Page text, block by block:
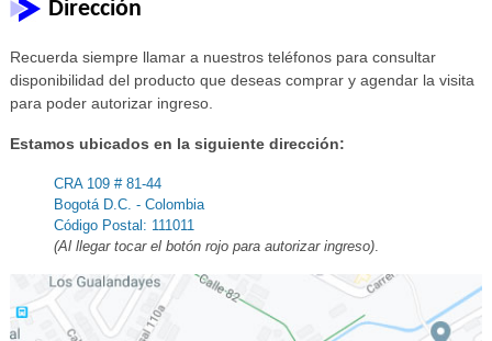
Dirección
Recuerda siempre llamar a nuestros teléfonos para consultar
disponibilidad del producto que deseas comprar y agendar la visita
para poder autorizar ingreso.
Estamos ubicados en la siguiente dirección:
CRA 109 # 81-44
Bogotá D.C. - Colombia
Código Postal: 111011
(Al llegar tocar el botón rojo para autorizar ingreso).